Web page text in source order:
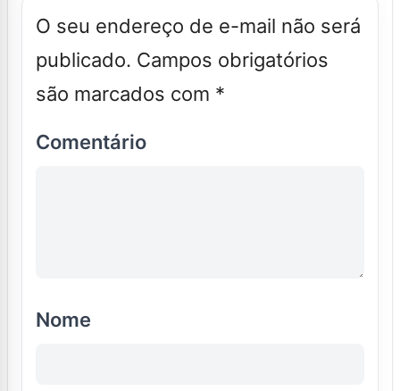
O seu endereço de e-mail não será
publicado. Campos obrigatórios
são marcados com *
Comentário
Nome